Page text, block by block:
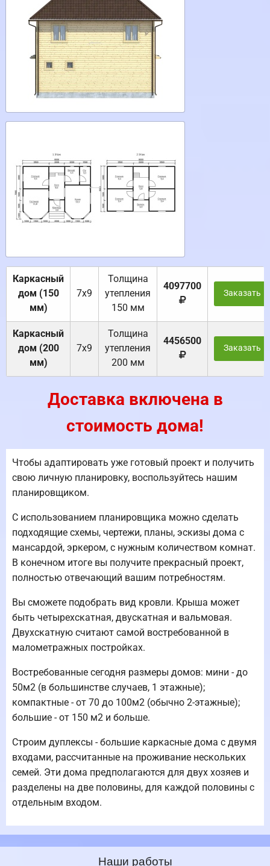
Каркасный
дом (150
мм)
7х9
Толщина
утепления
150 мм
4097700
Заказать
Каркасный
дом (200
мм)
7х9
Толщина
утепления
200 мм
4456500
Заказать
Доставка включена в
стоимость дома!
Чтобы адаптировать уже готовый проект и получить
свою личную планировку, воспользуйтесь нашим
планировщиком.
С использованием планировщика можно сделать
подходящие схемы, чертежи, планы, эскизы дома с
мансардой, эркером, с нужным количеством комнат.
В конечном итоге вы получите прекрасный проект,
полностью отвечающий вашим потребностям.
Вы сможете подобрать вид кровли. Крыша может
быть четырехскатная, двускатная и вальмовая.
Двухскатную считают самой востребованной в
малометражных постройках.
Востребованные сегодня размеры домов: мини - до
50м2 (в большинстве случаев, 1 этажные);
компактные - от 70 до 100м2 (обычно 2-этажные);
большие - от 150 м2 и больше.
Строим дуплексы - большие каркасные дома с двумя
входами, рассчитанные на проживание нескольких
семей. Эти дома предполагаются для двух хозяев и
разделены на две половины, для каждой половины с
отдельным входом.
Наши работы